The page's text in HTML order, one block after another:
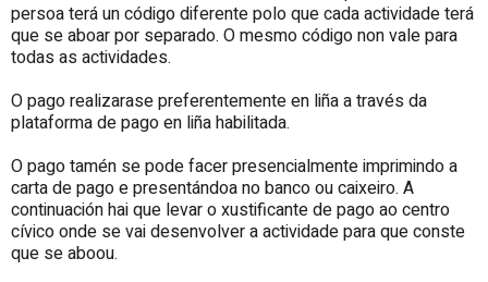
persoa terá un código diferente polo que cada actividade terá
que se aboar por separado. O mesmo código non vale para
todas as actividades.
O pago realizarase preferentemente en liña a través da
plataforma de pago en liña habilitada.
O pago tamén se pode facer presencialmente imprimindo a
carta de pago e presentándoa no banco ou caixeiro. A
continuación hai que levar o xustificante de pago ao centro
cívico onde se vai desenvolver a actividade para que conste
que se aboou.